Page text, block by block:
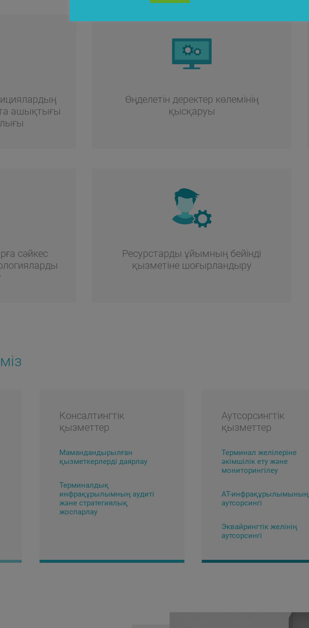
ашықтығы
Өңделетін деректер көлемінің
қысқаруы
сәйкес
Ресурстарды ұйымның бейінді
қызметіне шоғырландыру
Консалтингтік
қызметтер
Мамандандырылған
қызметкерлерді даярлау
Терминалдық
инфрақұрылымның аудиті
және стратегиялық
жоспарлау
Аутсорсингтік
қызметтер
Терминал желілеріне
әкімшілік ету және
мониторингілеу
АТ-инфрақұрылымының
аутсорсингі
Эквайрингтік желінің
аутсорсингі